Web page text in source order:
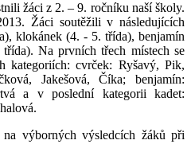
žáci z 2. – 9. ročníku naší školy.
Žáci soutěžili v následujících
klokánek (4. - 5. třída), benjamín
Na prvních třech místech se
cvrček: Ryšavý, Pik,
Jakešová, Číka; benjamín:
a v poslední kategorii kadet:
výborných výsledcích žáků při